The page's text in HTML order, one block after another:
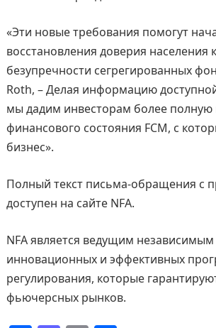
«Эти новые требования помогут
восстановления доверия населения
безупречности сегрегированных
Roth, – Делая информацию
мы дадим инвесторам более полную
финансового состояния FCM, с
бизнес».
Полный текст письма-обращения с
доступен на сайте NFA.
NFA является ведущим
инновационных и эффективных
регулирования, которые
фьючерсных рынков.